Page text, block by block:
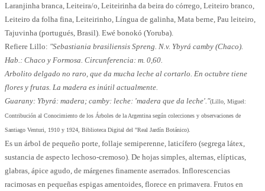
Laranjinha branca, Leiteira/o, Leiteirinha da beira do córrego, Leiteiro branco,
Leiteiro da folha fina, Leiteirinho, Língua de galinha, Mata berne, Pau leiteiro,
Tajuvinha (portugués, Brasil). Ewé bonokó (Yoruba).
Refiere Lillo: "Sebastiania brasiliensis Spreng. N.v. Ybyrá camby (Chaco).
Hab.: Chaco y Formosa. Circunferencia: m. 0,60.
Arbolito delgado no raro, que da mucha leche al cortarlo. En octubre tiene
flores y frutas. La madera es inútil actualmente.
Guarany: Ybyrá: madera; camby: leche: 'madera que da leche'."(Lillo, Miguel:
Contribución al Conocimiento de los Árboles de la Argentina según colecciones y observaciones de
Santiago Venturi, 1910 y 1924, Biblioteca Digital del "Real Jardín Botánico).
Es un árbol de pequeño porte, follaje semiperenne, laticífero (segrega látex,
sustancia de aspecto lechoso-cremoso). De hojas simples, alternas, elípticas,
glabras, ápice agudo, de márgenes finamente aserrados. Inflorescencias
racimosas en pequeñas espigas amentoides, florece en primavera. Frutos en